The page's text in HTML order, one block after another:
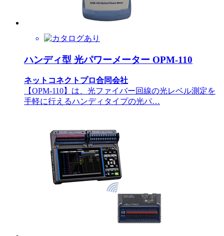
ハンディ型 光パワーメーター OPM-110
ネットコネクトプロ合同会社
【OPM-110】は、光ファイバー回線の光レベル測定を
手軽に行えるハンディタイプの光パ…